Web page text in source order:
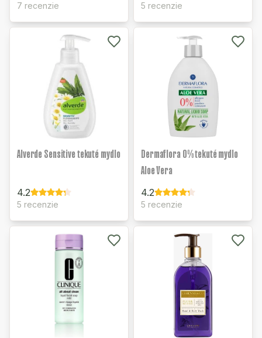
7 recenzie 5 recenzie
Alverde Sensitive tekuté mydlo
4.2
5 recenzie
Dermaflora 0% tekuté mydlo
Aloe Vera
4.2
5 recenzie